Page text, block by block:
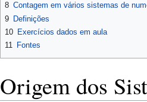
8 Contagem em vários sistemas de
9 Definições
10 Exercícios dados em aula
11 Fontes
Origem dos